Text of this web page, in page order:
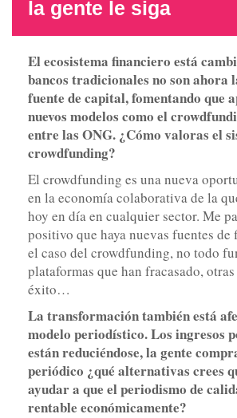
la gente le siga
El ecosistema financiero está
bancos tradicionales no son ahora
fuente de capital, fomentando que
nuevos modelos como el
entre las ONG. ¿Cómo valoras el
crowdfunding?
El crowdfunding es una nueva
en la economía colaborativa de la
hoy en día en cualquier sector. Me
positivo que haya nuevas fuentes de
el caso del crowdfunding, no todo
plataformas que han fracasado,
éxito…
La transformación también está
modelo periodístico. Los ingresos
están reduciéndose, la gente
periódico ¿qué alternativas crees
ayudar a que el periodismo de
rentable económicamente?